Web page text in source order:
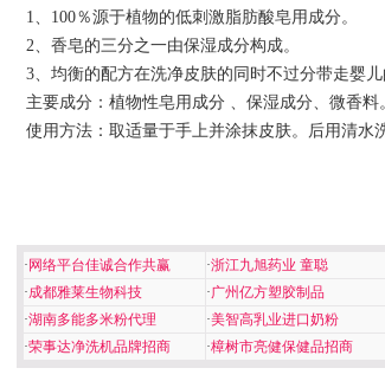
1、100％源于植物的低刺激脂肪酸皂用成分。
2、香皂的三分之一由保湿成分构成。
3、均衡的配方在洗净皮肤的同时不过分带走婴儿
主要成分：植物性皂用成分 、保湿成分、微香料
使用方法：取适量于手上并涂抹皮肤。后用清水洗
· 网络平台佳诚合作共赢 ·浙江九旭药业 童聪
·成都雅莱生物科技 ·广州亿方塑胶制品
·湖南多能多米粉代理 ·美智高乳业进口奶粉
·荣事达净洗机品牌招商 ·樟树市亮健保健品招商